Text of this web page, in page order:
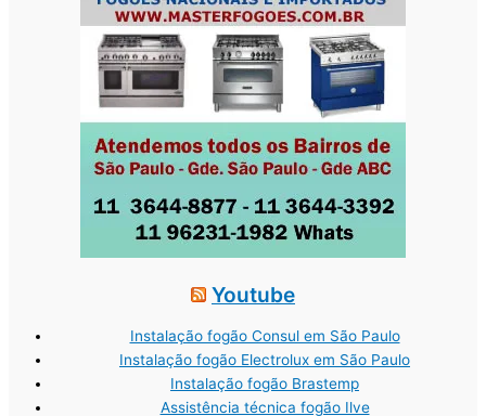
Youtube
Instalação fogão Consul em São Paulo
Instalação fogão Electrolux em São Paulo
Instalação fogão Brastemp
Assistência técnica fogão Ilve